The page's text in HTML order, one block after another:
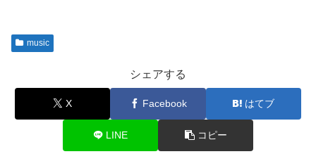
music
シェアする
X Facebook はてブ
LINE コピー